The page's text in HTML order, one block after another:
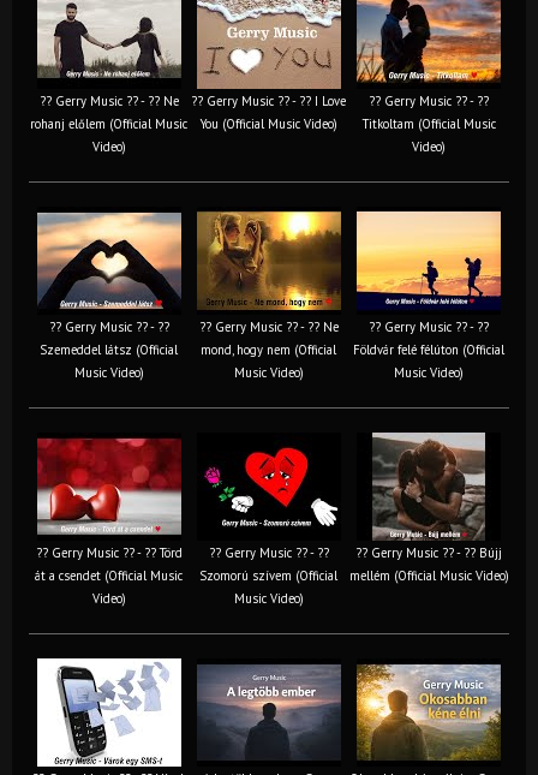
?? Gerry Music ?? - ?? Ne
rohanj előlem (Official Music
Video)
?? Gerry Music ?? - ?? I Love
You (Official Music Video)
?? Gerry Music ?? - ??
Titkoltam (Official Music
Video)
?? Gerry Music ?? - ??
Szemeddel látsz (Official
Music Video)
?? Gerry Music ?? - ?? Ne
mond, hogy nem (Official
Music Video)
?? Gerry Music ?? - ??
Földvár felé félúton (Official
Music Video)
?? Gerry Music ?? - ?? Törd
át a csendet (Official Music
Video)
?? Gerry Music ?? - ??
Szomorú szívem (Official
Music Video)
?? Gerry Music ?? - ?? Bújj
mellém (Official Music Video)